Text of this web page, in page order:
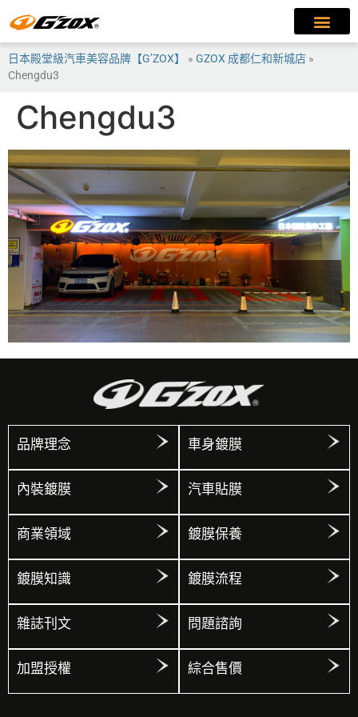
日本殿堂級汽車美容品牌【G’ZOX】 » GZOX 成都仁和新城店 »
Chengdu3
Chengdu3
品牌理念 車身鍍膜
內裝鍍膜 汽車貼膜
商業領域 鍍膜保養
鍍膜知識 鍍膜流程
雜誌刊文 問題諮詢
加盟授權 綜合售價